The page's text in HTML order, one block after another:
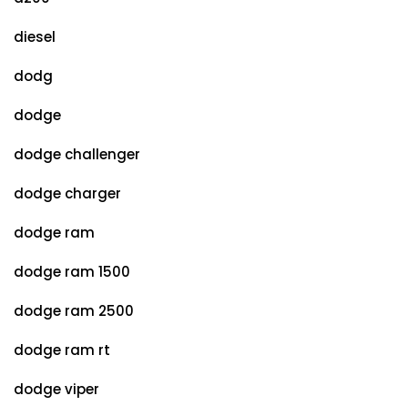
diesel
dodg
dodge
dodge challenger
dodge charger
dodge ram
dodge ram 1500
dodge ram 2500
dodge ram rt
dodge viper